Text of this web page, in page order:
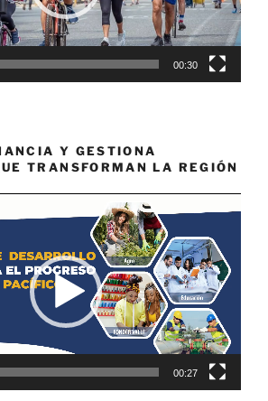
00:30
Y GESTIONA
TRANSFORMAN LA REGIÓN
00:27